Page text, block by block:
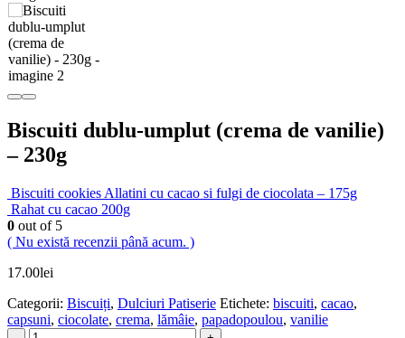
Biscuiti dublu-umplut (crema de vanilie)
– 230g
Biscuiti cookies Allatini cu cacao si fulgi de ciocolata – 175g
Rahat cu cacao 200g
0 out of 5
( Nu există recenzii până acum. )
17.00lei
Categorii: Biscuiți, Dulciuri Patiserie Etichete: biscuiti, cacao,
capsuni, ciocolate, crema, lămâie, papadopoulou, vanilie